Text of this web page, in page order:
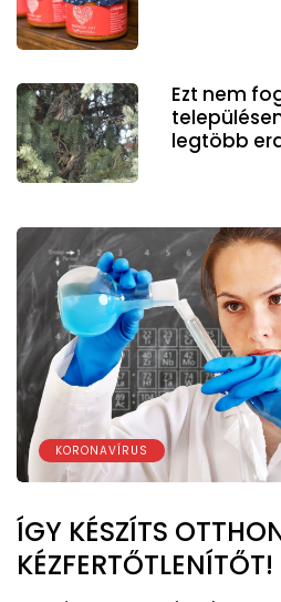
Ezt nem
legtöbb
KORONAVÍRUS
ÍGY KÉSZÍTS
KÉZFERTŐTLENÍTŐT!